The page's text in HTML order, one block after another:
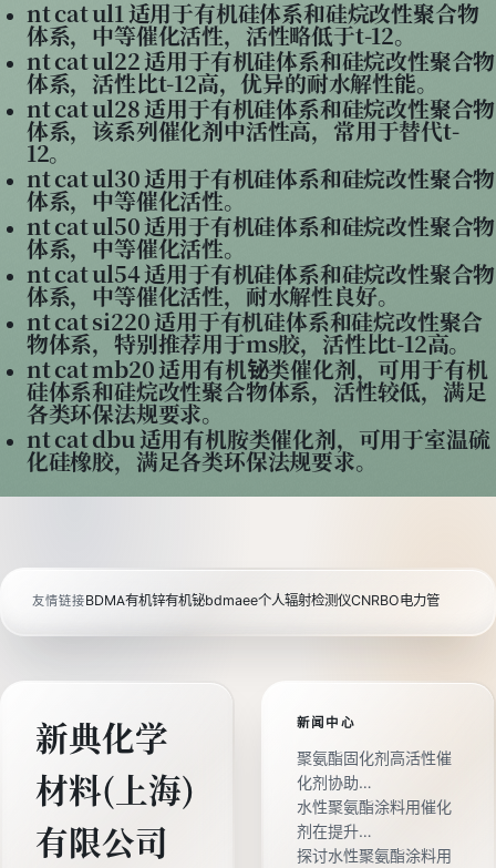
nt cat ul1 适用于有机硅体系和硅烷改性聚合物
体系，中等催化活性，活性略低于t-12。
nt cat ul22 适用于有机硅体系和硅烷改性聚合物
体系，活性比t-12高，优异的耐水解性能。
nt cat ul28 适用于有机硅体系和硅烷改性聚合物
体系，该系列催化剂中活性高，常用于替代t-
12。
nt cat ul30 适用于有机硅体系和硅烷改性聚合物
体系，中等催化活性。
nt cat ul50 适用于有机硅体系和硅烷改性聚合物
体系，中等催化活性。
nt cat ul54 适用于有机硅体系和硅烷改性聚合物
体系，中等催化活性，耐水解性良好。
nt cat si220 适用于有机硅体系和硅烷改性聚合
物体系，特别推荐用于ms胶，活性比t-12高。
nt cat mb20 适用有机铋类催化剂，可用于有机
硅体系和硅烷改性聚合物体系，活性较低，满足
各类环保法规要求。
nt cat dbu 适用有机胺类催化剂，可用于室温硫
化硅橡胶，满足各类环保法规要求。
友情链接BDMA有机锌有机铋bdmaee个人辐射检测仪CNRBO电力管
新典化学
材料(上海)
有限公司
新闻中心
聚氨酯固化剂高活性催
化剂协助…
水性聚氨酯涂料用催化
剂在提升…
探讨水性聚氨酯涂料用